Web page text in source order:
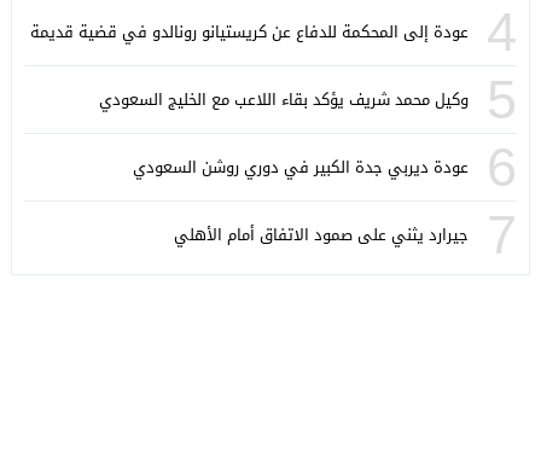
4 عودة إلى المحكمة للدفاع عن كريستيانو رونالدو في قضية قديمة
5 وكيل محمد شريف يؤكد بقاء اللاعب مع الخليج السعودي
6 عودة ديربي جدة الكبير في دوري روشن السعودي
7 جيرارد يثني على صمود الاتفاق أمام الأهلي